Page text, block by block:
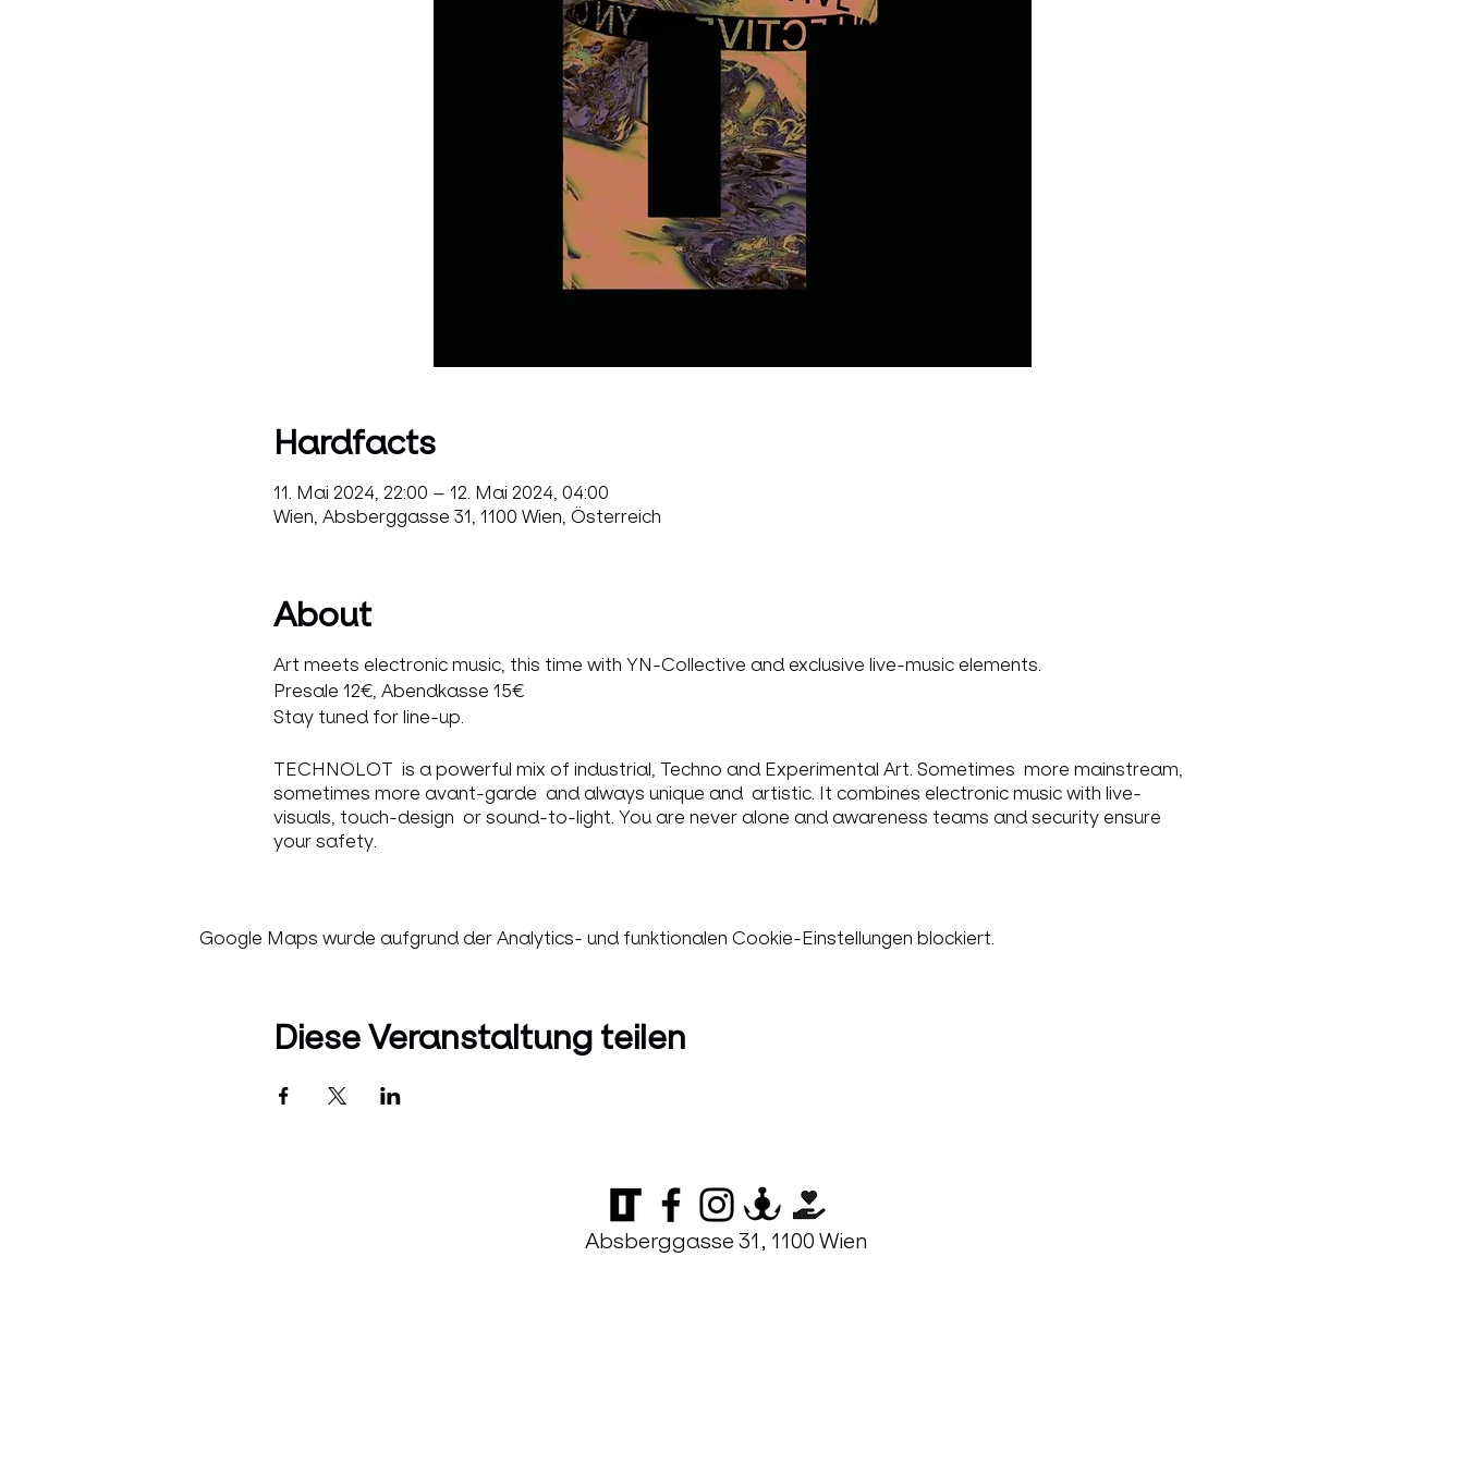
Hardfacts
11. Mai 2024, 22:00 – 12. Mai 2024, 04:00
Wien, Absberggasse 31, 1100 Wien, Österreich
About
Art meets electronic music, this time with YN-Collective and exclusive live-music elements.
Presale 12€, Abendkasse 15€
Stay tuned for line-up.
TECHNOLOT is a powerful mix of industrial, Techno and Experimental Art. Sometimes more mainstream,
sometimes more avant-garde and always unique and artistic. It combines electronic music with live-
visuals, touch-design or sound-to-light. You are never alone and awareness teams and security ensure
your safety.
Google Maps wurde aufgrund der Analytics- und funktionalen Cookie-Einstellungen blockiert.
Diese Veranstaltung teilen
Absberggasse 31, 1100 Wien